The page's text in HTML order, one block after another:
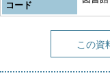
コード
この資